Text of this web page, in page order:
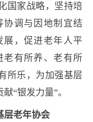
国家战略，坚持培
协调与因地制宜结
展，促进老年人平
老有所养、老有所
所乐，为加强基层
“银发力量”。
层老年协会